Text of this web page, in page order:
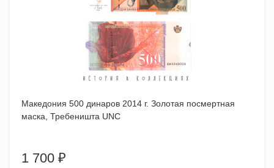
Македония 500 динаров 2014 г. Золотая посмертная
маска, Требеништа UNC
1 700 ₽